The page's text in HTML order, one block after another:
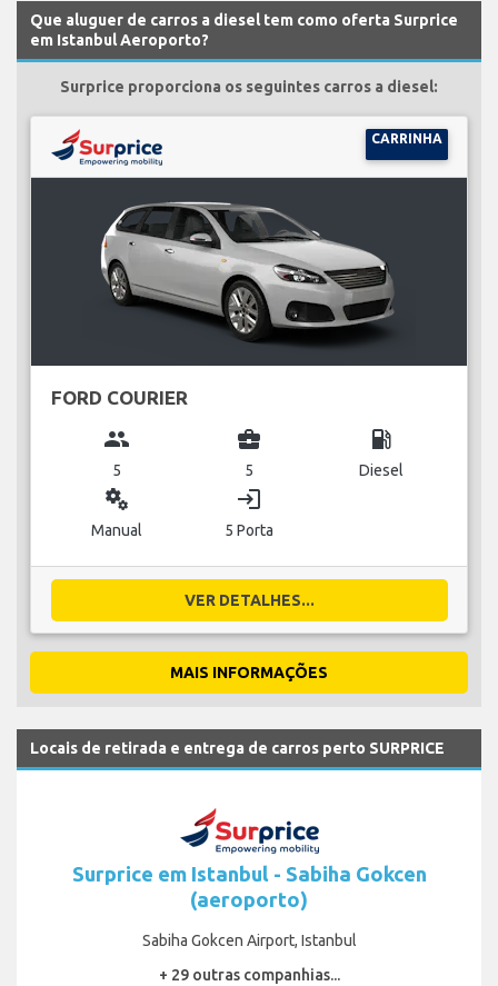
Que aluguer de carros a diesel tem como oferta Surprice
em Istanbul Aeroporto?
Surprice proporciona os seguintes carros a diesel:
CARRINHA
FORD COURIER
group
5
business_center
5
local_gas_station
Diesel
miscellaneous_services
Manual
login
5 Porta
VER DETALHES...
MAIS INFORMAÇÕES
Locais de retirada e entrega de carros perto SURPRICE
Surprice em Istanbul - Sabiha Gokcen
(aeroporto)
Sabiha Gokcen Airport, Istanbul
+ 29 outras companhias...